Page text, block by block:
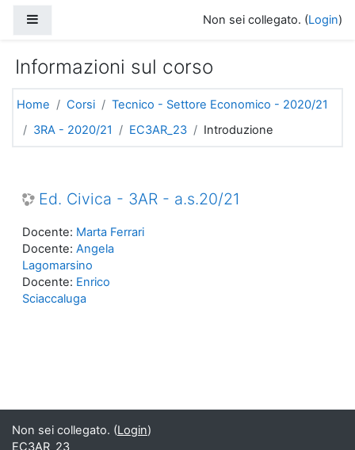
Non sei collegato. (Login)
Informazioni sul corso
Home Corsi
Tecnico - Settore Economico - 2020/21
3RA - 2020/21
EC3AR_23 Introduzione
Ed. Civica - 3AR - a.s.20/21
Docente: Marta Ferrari
Docente: Angela
Lagomarsino
Docente: Enrico
Sciaccaluga
Non sei collegato. (Login)
EC3AR_23